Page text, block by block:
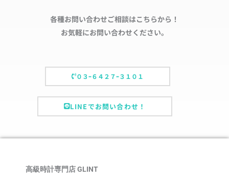
各種お問い合わせご相談はこちらから！
お気軽にお問い合わせください。
０３ｰ６４２７ｰ３１０１
LINEでお問い合わせ！
高級時計専門店 GLINT